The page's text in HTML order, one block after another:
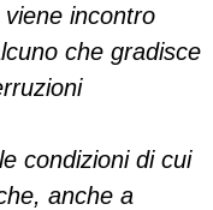
incontro
che gradisce
condizioni di cui
anche a